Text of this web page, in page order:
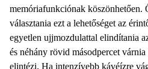
memóriafunkciónak köszönhetően.
választania ezt a lehetőséget az
egyetlen ujjmozdulattal elindítania
és néhány rövid másodpercet
elintézi. Ha intenzívebb kávéízre